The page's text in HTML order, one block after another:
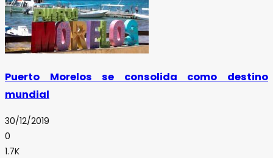
Puerto Morelos se consolida como destino
mundial
30/12/2019
0
1.7K